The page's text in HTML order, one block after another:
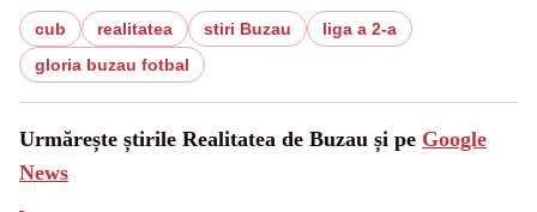
cub realitatea stiri Buzau
liga a 2-a
gloria buzau fotbal
Urmărește știrile Realitatea de Buzau și pe Google
News